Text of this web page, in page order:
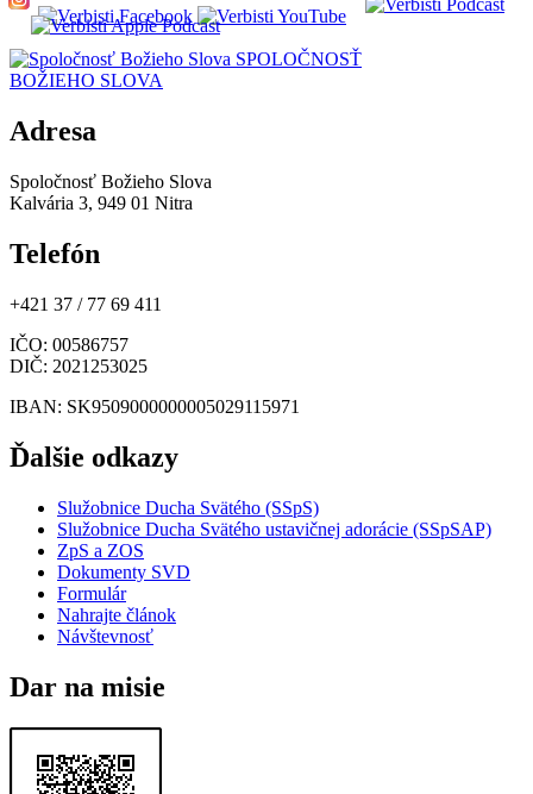
SPOLOČNOSŤ
BOŽIEHO SLOVA
Adresa
Spoločnosť Božieho Slova
Kalvária 3, 949 01 Nitra
Telefón
+421 37 / 77 69 411
IČO: 00586757
DIČ: 2021253025
IBAN: SK9509000000005029115971
Ďalšie odkazy
Služobnice Ducha Svätého (SSpS)
Služobnice Ducha Svätého ustavičnej adorácie (SSpSAP)
ZpS a ZOS
Dokumenty SVD
Formulár
Nahrajte článok
Návštevnosť
Dar na misie